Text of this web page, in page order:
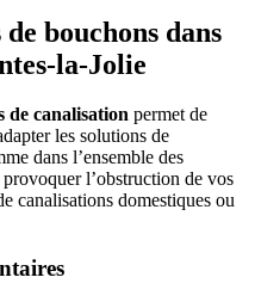
bouchons dans
la-Jolie
de canalisation permet de
les solutions de
dans l’ensemble des
l’obstruction de vos
canalisations domestiques ou